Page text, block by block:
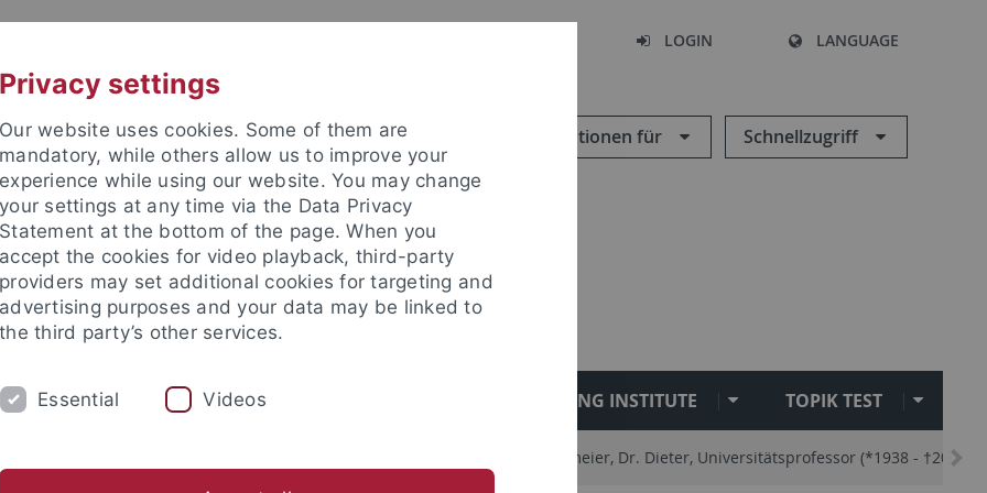
LOGIN LANGUAGE
Informationen für Schnellzugriff
STUDIUM SEJONG INSTITUTE TOPIK TEST
Eikemeier, Dr. Dieter, Universitätsprofessor (*1938 - †2022)
Privacy settings
Our website uses cookies. Some of them are
mandatory, while others allow us to improve your
experience while using our website. You may change
your settings at any time via the Data Privacy
Statement at the bottom of the page. When you
accept the cookies for video playback, third-party
providers may set additional cookies for targeting and
advertising purposes and your data may be linked to
the third party’s other services.
Essential Videos